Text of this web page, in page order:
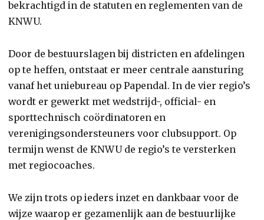
bekrachtigd in de statuten en reglementen van de
KNWU.
Door de bestuurslagen bij districten en afdelingen
op te heffen, ontstaat er meer centrale aansturing
vanaf het uniebureau op Papendal. In de vier regio’s
wordt er gewerkt met wedstrijd-, official- en
sporttechnisch coördinatoren en
verenigingsondersteuners voor clubsupport. Op
termijn wenst de KNWU de regio’s te versterken
met regiocoaches.
We zijn trots op ieders inzet en dankbaar voor de
wijze waarop er gezamenlijk aan de bestuurlijke